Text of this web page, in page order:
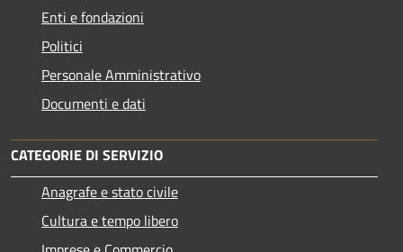
Enti e fondazioni
Politici
Personale Amministrativo
Documenti e dati
CATEGORIE DI SERVIZIO
Anagrafe e stato civile
Cultura e tempo libero